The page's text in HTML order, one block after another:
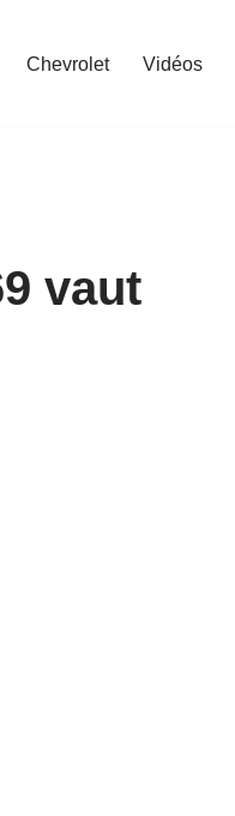
Chevrolet Vidéos
vaut